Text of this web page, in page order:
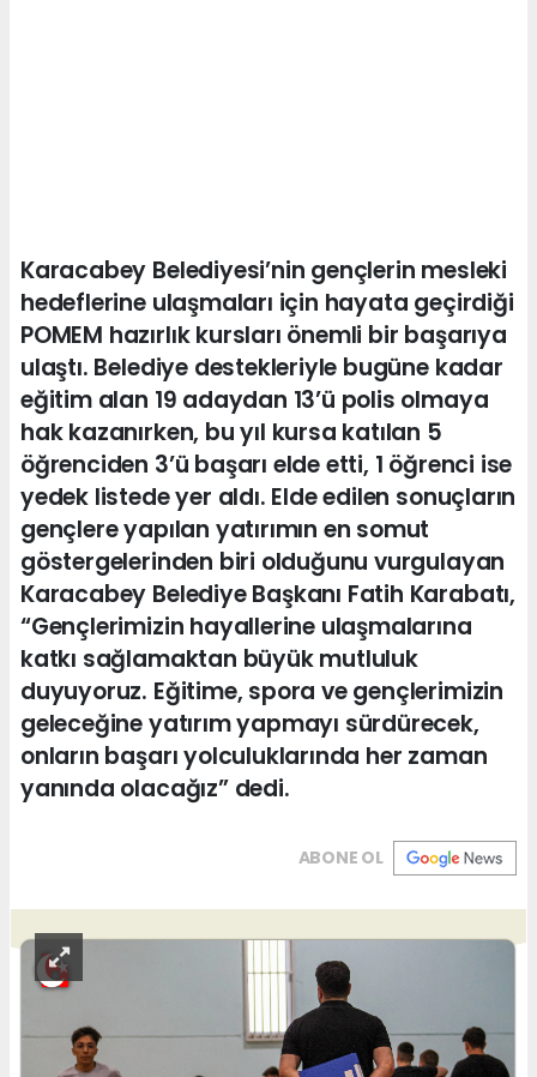
Karacabey Belediyesi’nin gençlerin mesleki
hedeflerine ulaşmaları için hayata geçirdiği
POMEM hazırlık kursları önemli bir başarıya
ulaştı. Belediye destekleriyle bugüne kadar
eğitim alan 19 adaydan 13’ü polis olmaya
hak kazanırken, bu yıl kursa katılan 5
öğrenciden 3’ü başarı elde etti, 1 öğrenci ise
yedek listede yer aldı. Elde edilen sonuçların
gençlere yapılan yatırımın en somut
göstergelerinden biri olduğunu vurgulayan
Karacabey Belediye Başkanı Fatih Karabatı,
“Gençlerimizin hayallerine ulaşmalarına
katkı sağlamaktan büyük mutluluk
duyuyoruz. Eğitime, spora ve gençlerimizin
geleceğine yatırım yapmayı sürdürecek,
onların başarı yolculuklarında her zaman
yanında olacağız” dedi.
ABONE OL